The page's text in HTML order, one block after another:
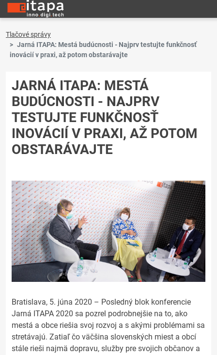
Tlačové správy
Jarná ITAPA: Mestá budúcnosti - Najprv testujte funkčnosť
inovácií v praxi, až potom obstarávajte
JARNÁ ITAPA: MESTÁ
BUDÚCNOSTI - NAJPRV
TESTUJTE FUNKČNOSŤ
INOVÁCIÍ V PRAXI, AŽ POTOM
OBSTARÁVAJTE
Bratislava, 5. júna 2020 – Posledný blok konferencie
Jarná ITAPA 2020 sa pozrel podrobnejšie na to, ako
mestá a obce riešia svoj rozvoj a s akými problémami sa
stretávajú. Zatiaľ čo väčšina slovenských miest a obcí
stále rieši najmä dopravu, služby pre svojich občanov a